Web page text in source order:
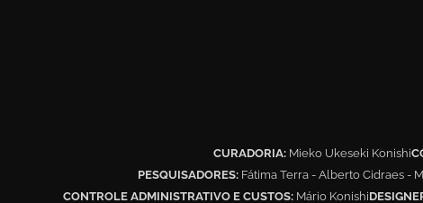
CURADORIA: Mieko Ukeseki Konishi
PESQUISADORES: Fátima Terra - Alberto Cidraes -
CONTROLE ADMINISTRATIVO E CUSTOS: Mário Konishi